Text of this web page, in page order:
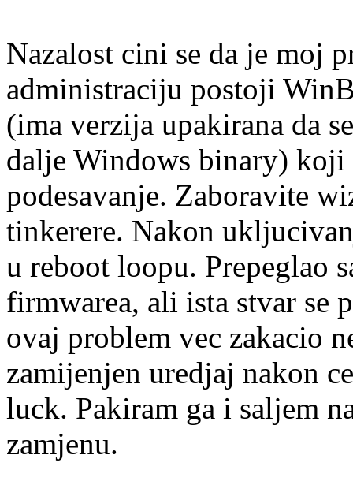
Nazalost cini se da je moj
administraciju postoji
(ima verzija upakirana da
dalje Windows binary)
podesavanje. Zaboravite
tinkerere. Nakon
u reboot loopu. Prepeglao
firmwarea, ali ista stvar se
ovaj problem vec zakacio
zamijenjen uredjaj nakon
luck. Pakiram ga i saljem
zamjenu.